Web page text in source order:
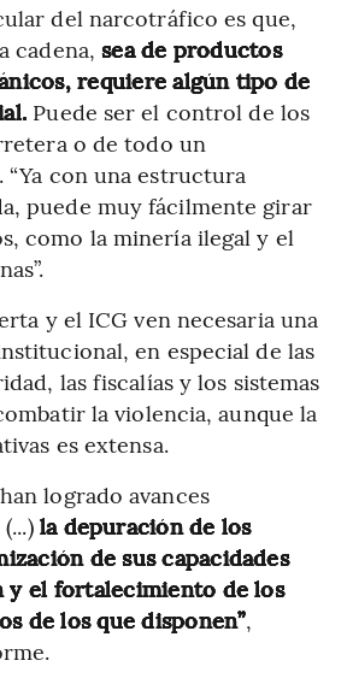
del narcotráfico es que,
cadena,sea de productos
requiere algún tipo de
Puede ser el control de los
o de todo un
“Ya con una estructura
puede muy fácilmente girar
como la minería ilegal y el
y el ICG ven necesaria una
en especial de las
las fiscalías y los sistemas
la violencia, aunque la
es extensa.
logrado avances
la depuración de los
de sus capacidades
y el fortalecimiento de los
de los que disponen”,